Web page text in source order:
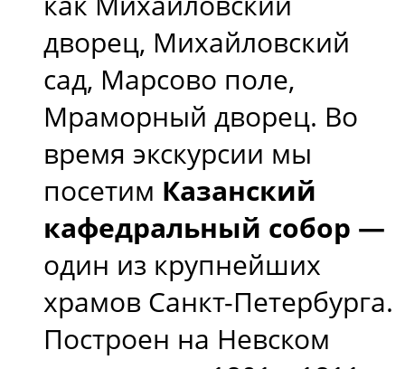
дворец, Михайловский
сад, Марсово поле,
Мраморный дворец. Во
время экскурсии мы
посетим Казанский
кафедральный собор —
один из крупнейших
храмов Санкт-Петербурга.
Построен на Невском